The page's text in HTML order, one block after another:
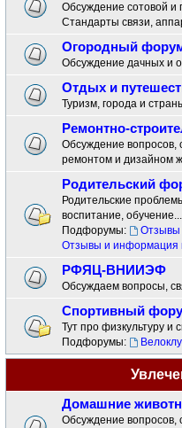
Обсуждение сотовой и
Стандарты связи,
Огородный
Обсуждение дачных и
Отдых и
Туризм, города и
Ремонтно-
Обсуждение вопросов,
ремонтом и дизайном
Родительский
Родительские
воспитание, обучение...
Подфорумы:
Отзывы
Отзывы и информация
РФЯЦ-ВНИИЭФ
Обсуждаем вопросы,
Спортивный
Тут про физкультуру и
Подфорумы:
Домашние
Обсуждение